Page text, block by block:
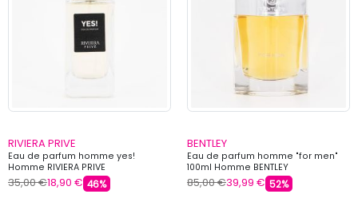
RIVIERA PRIVE
Eau de parfum homme yes!
Homme RIVIERA PRIVE
35,00 €18,90 € 46%
BENTLEY
Eau de parfum homme "for men"
100ml Homme BENTLEY
85,00 €39,99 € 52%